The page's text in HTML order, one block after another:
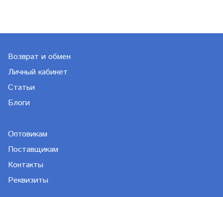
Возврат и обмен
Личный кабинет
Статьи
Блоги
Оптовикам
Поставщикам
Контакты
Реквизиты